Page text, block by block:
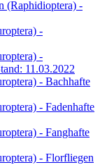
(Raphidioptera) -
-
-
11.03.2022
- Bachhafte
- Fadenhafte
- Fanghafte
- Florfliegen